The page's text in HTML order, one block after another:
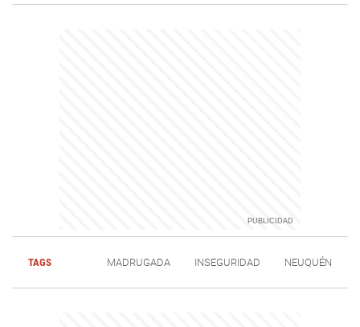
TAGS MADRUGADA INSEGURIDAD NEUQUÉN